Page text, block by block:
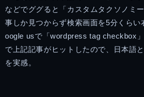
などでググると「カスタムタクソノミ
事しか見つからず検索画面を5分くら
oogle usで「wordpress tag checkbox
で上記記事がヒットしたので、日本語
を実感。